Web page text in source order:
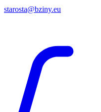
starosta@bziny.eu